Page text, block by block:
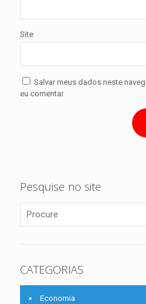
Site
Salvar meus dados neste
eu comentar.
Pesquise no site
CATEGORIAS
Economia